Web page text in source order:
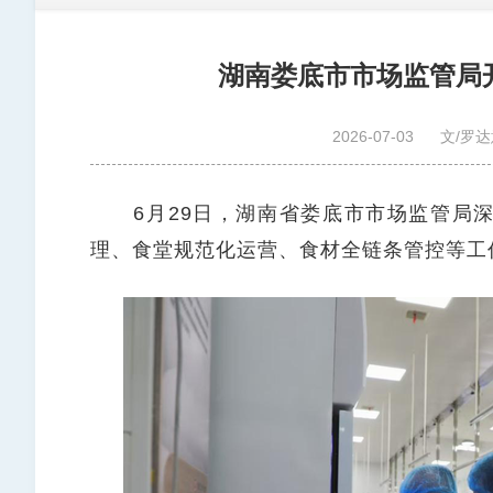
湖南娄底市市场监管
2026-07-03 文/罗
6月29日，湖南省娄底市市场监管局深
理、食堂规范化运营、食材全链条管控等工